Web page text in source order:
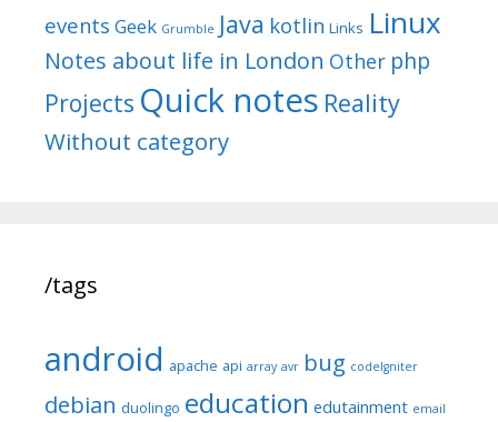
events Geek Grumble Java kotlin Links Linux
Notes about life in London Other php
Projects Quick notes Reality
Without category
/tags
android apache api array avr bug codeIgniter
debian duolingo education edutainment email